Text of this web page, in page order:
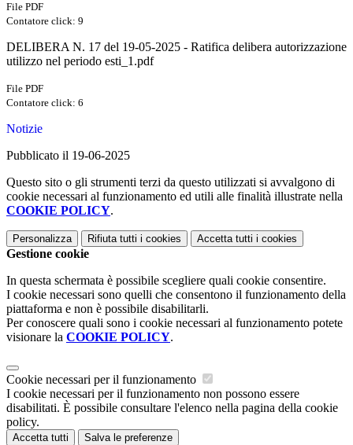
File PDF
Contatore click: 9
DELIBERA N. 17 del 19-05-2025 - Ratifica delibera autorizzazione
utilizzo nel periodo esti_1.pdf
File PDF
Contatore click: 6
Notizie
Pubblicato il 19-06-2025
Questo sito o gli strumenti terzi da questo utilizzati si avvalgono di
cookie necessari al funzionamento ed utili alle finalità illustrate nella
COOKIE POLICY.
Personalizza Rifiuta tutti i cookies Accetta tutti i cookies
Gestione cookie
In questa schermata è possibile scegliere quali cookie consentire.
I cookie necessari sono quelli che consentono il funzionamento della
piattaforma e non è possibile disabilitarli.
Per conoscere quali sono i cookie necessari al funzionamento potete
visionare la COOKIE POLICY.
Cookie necessari per il funzionamento
I cookie necessari per il funzionamento non possono essere
disabilitati. È possibile consultare l'elenco nella pagina della cookie
policy.
Accetta tutti Salva le preferenze